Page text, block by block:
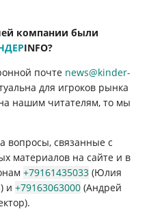
компании были
INFO?
почте news@kinder-
для игроков рынка
нашим читателям, то мы
вопросы, связанные с
материалов на сайте и в
+79161435033 (Юлия
и +79163063000 (Андрей